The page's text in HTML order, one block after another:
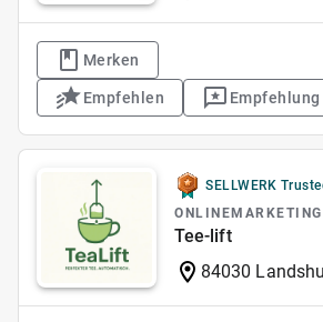
Merken
Empfehlen
SELLWERK
ONLINEMARKETING
Tee-lift
84030